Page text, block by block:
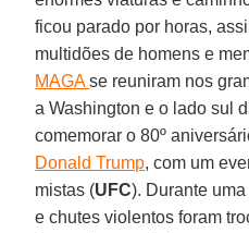
ficou parado por horas,
multidões de homens e
MAGAse reuniram nos
a Washington e o lado sul
comemorar o 80º
Donald Trump, com um
mistas (UFC). Durante
e chutes violentos foram